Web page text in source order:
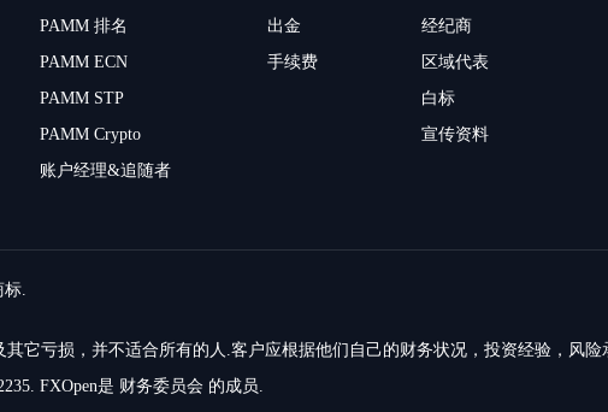
PAMM 排名
PAMM ECN
PAMM STP
PAMM Crypto
账户经理&追随者
出金
手续费
经纪商
区域代表
白标
宣传资料
.
它亏损，并不适合所有的人.客户应根据他们自己的财务状况，投资经验，风险
FXOpen是 财务委员会 的成员.